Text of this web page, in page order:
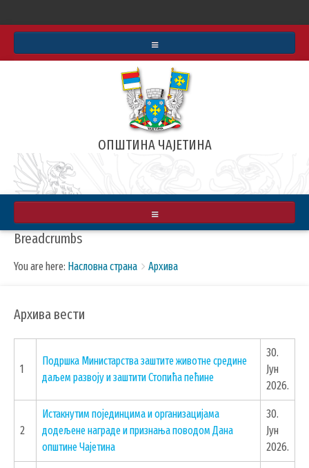
АРХИВА ВЕСТИ
РЕАЛИЗОВАЛИ СМО
ЗЛАТИБОРСКЕ ВЕСТИ
ОПШТИНА ЧАЈЕТИНА
О ОПШТИНИ
ПРИВРЕДА
КУЛТУРА
ЛОКАЛНА САМОУПРАВА
СКУПШТИНА
ПРЕДСЕДНИК
ОПШТИНСКО ВЕЋЕ
Breadcrumbs
You are here: Насловна страна Архива
Архива вести
1
Подршка Министарства заштите животне средине
даљем развоју и заштити Стопића пећине
30.
Јун
2026.
2
Истакнутим појединцима и организацијама
додељене награде и признања поводом Дана
општине Чајетина
30.
Јун
2026.